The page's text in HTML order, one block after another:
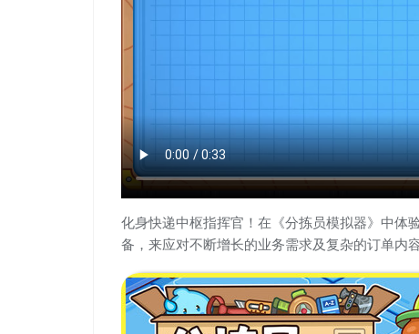
化身快递中枢指挥官！在《分拣员模拟器》中体
备，来应对不断增长的业务需求及复杂的订单内